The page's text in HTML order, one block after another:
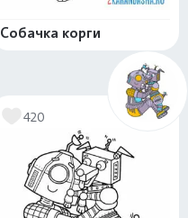
Собачка корги
420